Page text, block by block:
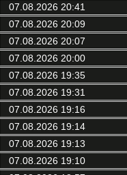
07.08.2026 20:41
07.08.2026 20:09
07.08.2026 20:07
07.08.2026 20:00
07.08.2026 19:35
07.08.2026 19:31
07.08.2026 19:16
07.08.2026 19:14
07.08.2026 19:13
07.08.2026 19:10